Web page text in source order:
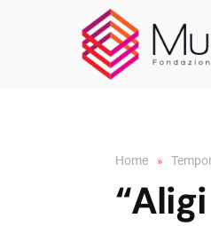
Skip to main content
Home